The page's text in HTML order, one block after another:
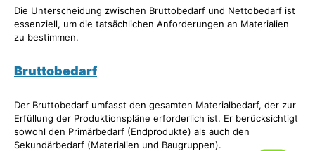
Die Unterscheidung zwischen Bruttobedarf und Nettobedarf ist
essenziell, um die tatsächlichen Anforderungen an Materialien
zu bestimmen.
Bruttobedarf
Der Bruttobedarf umfasst den gesamten Materialbedarf, der zur
Erfüllung der Produktionspläne erforderlich ist. Er berücksichtigt
sowohl den Primärbedarf (Endprodukte) als auch den
Sekundärbedarf (Materialien und Baugruppen).